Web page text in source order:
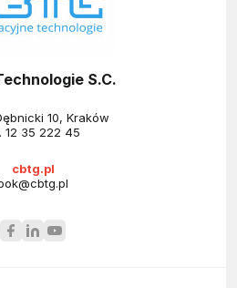
S.C.
10, Kraków
12 35 222 45
cbtg.pl